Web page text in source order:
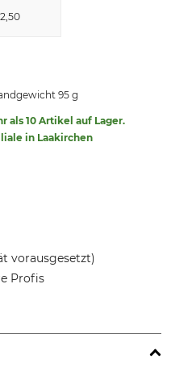
95 g
als 10 Artikel auf Lager.
in Laakirchen
vorausgesetzt)
Profis